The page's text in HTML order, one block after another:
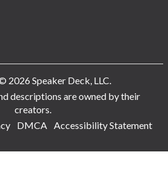
2026 Speaker Deck, LLC.
descriptions are owned by their
creators.
DMCA Accessibility Statement